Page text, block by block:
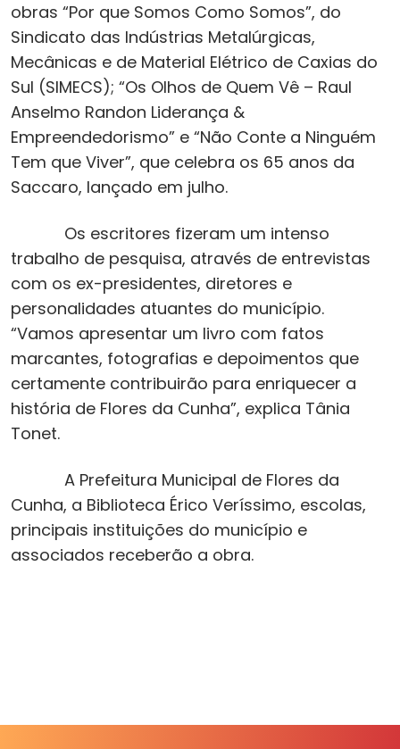
obras “Por que Somos Como Somos”, do
Sindicato das Indústrias Metalúrgicas,
Mecânicas e de Material Elétrico de Caxias do
Sul (SIMECS); “Os Olhos de Quem Vê – Raul
Anselmo Randon Liderança &
Empreendedorismo” e “Não Conte a Ninguém
Tem que Viver”, que celebra os 65 anos da
Saccaro, lançado em julho.
Os escritores fizeram um intenso
trabalho de pesquisa, através de entrevistas
com os ex-presidentes, diretores e
personalidades atuantes do município.
“Vamos apresentar um livro com fatos
marcantes, fotografias e depoimentos que
certamente contribuirão para enriquecer a
história de Flores da Cunha”, explica Tânia
Tonet.
A Prefeitura Municipal de Flores da
Cunha, a Biblioteca Érico Veríssimo, escolas,
principais instituições do município e
associados receberão a obra.